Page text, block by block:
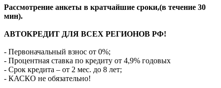
Рассмотрение анкеты в кратчайшие сроки,(в течение 30
мин).
АВТОКРЕДИТ ДЛЯ ВСЕХ РЕГИОНОВ РФ!
- Первоначальный взнос от 0%;
- Процентная ставка по кредиту от 4,9% годовых
- Срок кредита – от 2 мес. до 8 лет;
- КАСКО не обязательно!